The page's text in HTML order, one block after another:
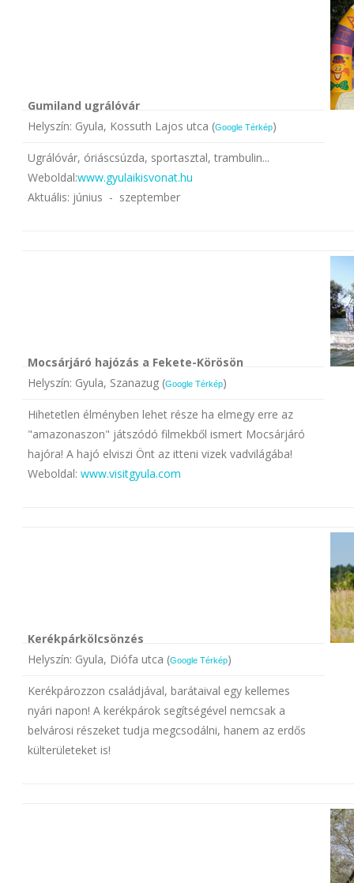
Gumiland ugrálóvár
Helyszín: Gyula, Kossuth Lajos utca (Google Térkép)
Ugrálóvár, óriáscsúzda, sportasztal, trambulin...
Weboldal:www.gyulaikisvonat.hu
Aktuális: június - szeptember
Mocsárjáró hajózás a Fekete-Körösön
Helyszín: Gyula, Szanazug (Google Térkép)
Hihetetlen élményben lehet része ha elmegy erre az
"amazonaszon" játszódó filmekből ismert Mocsárjáró
hajóra! A hajó elviszi Önt az itteni vizek vadvilágába!
Weboldal: www.visitgyula.com
Kerékpárkölcsönzés
Helyszín: Gyula, Diófa utca (Google Térkép)
Kerékpározzon családjával, barátaival egy kellemes
nyári napon! A kerékpárok segítségével nemcsak a
belvárosi részeket tudja megcsodálni, hanem az erdős
külterületeket is!